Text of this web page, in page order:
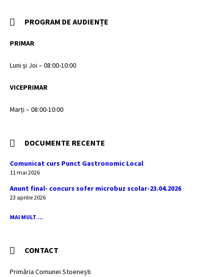
PROGRAM DE AUDIENȚE
PRIMAR
Luni și Joi – 08:00-10:00
VICEPRIMAR
Marți – 08:00-10:00
DOCUMENTE RECENTE
Comunicat curs Punct Gastronomic Local
11 mai 2026
Anunt final- concurs sofer microbuz scolar-23.04.2026
23 aprilie 2026
MAI MULT ...
CONTACT
Primăria Comunei Stoenești